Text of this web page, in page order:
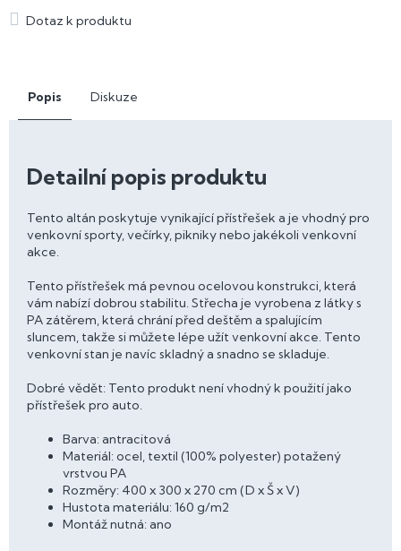
Popis Diskuze
Detailní popis produktu
Tento altán poskytuje vynikající přístřešek a je vhodný pro
venkovní sporty, večírky, pikniky nebo jakékoli venkovní
akce.
Tento přístřešek má pevnou ocelovou konstrukci, která
vám nabízí dobrou stabilitu. Střecha je vyrobena z látky s
PA zátěrem, která chrání před deštěm a spalujícím
sluncem, takže si můžete lépe užít venkovní akce. Tento
venkovní stan je navíc skladný a snadno se skladuje.
Dobré vědět: Tento produkt není vhodný k použití jako
přístřešek pro auto.
Barva: antracitová
Materiál: ocel, textil (100% polyester) potažený
vrstvou PA
Rozměry: 400 x 300 x 270 cm (D x Š x V)
Hustota materiálu: 160 g/m2
Montáž nutná: ano